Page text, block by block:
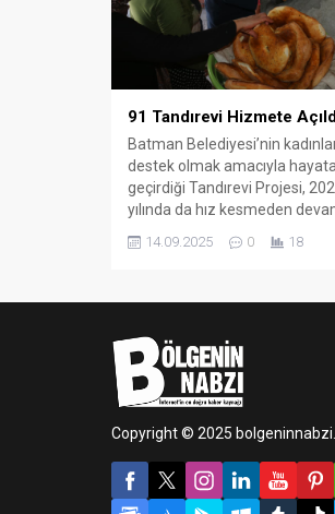
91 Tandırevi Hizmete
Batman Belediyesi’nin
destek olmak amacıyla hayata
geçirdiği Tandırevi Projesi,
yılında da hız kesmeden
14.09.2025 0 18
Copyright © 2025